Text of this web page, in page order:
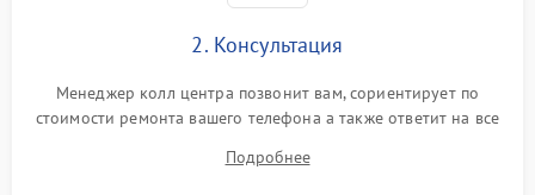
2. Консультация
Менеджер колл центра позвонит вам, сориентирует по
стоимости ремонта вашего телефона а также ответит на все
Подробнее